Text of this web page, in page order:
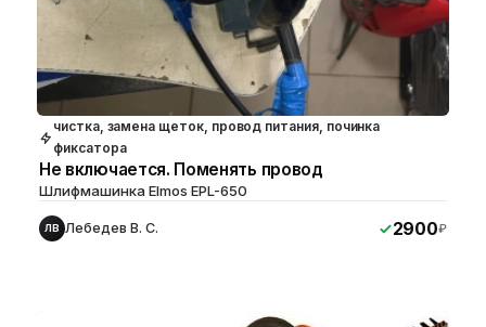
чистка, замена щеток, провод питания, починка
фиксатора
Не включается. Поменять провод
Шлифмашинка Elmos EPL-650
ЛВ Лебедев В. С. 2900₽